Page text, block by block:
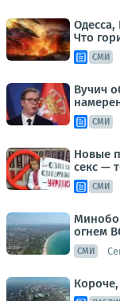
Одесса,
Что
СМИ
Вучич
СМИ
Новые
секс —
СМИ
огнем
СМИ